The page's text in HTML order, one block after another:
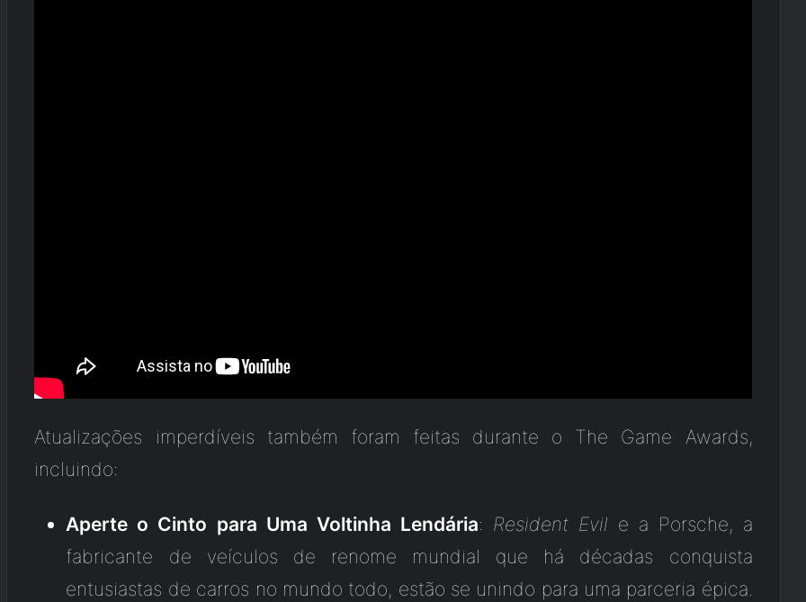
Atualizações imperdíveis também foram feitas durante o The Game Awards,
incluindo:
Aperte o Cinto para Uma Voltinha Lendária: Resident Evil e a Porsche, a
fabricante de veículos de renome mundial que há décadas conquista
entusiastas de carros no mundo todo, estão se unindo para uma parceria épica.